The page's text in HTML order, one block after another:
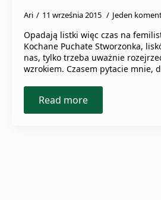
Ari 11 września 2015 Jeden
Opadają listki więc czas na
Kochane Puchate Stworzonka,
nas, tylko trzeba uważnie
wzrokiem. Czasem pytacie mnie,
Read more